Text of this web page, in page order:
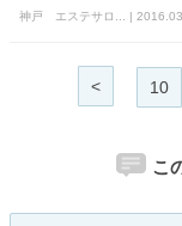
神戸 エステサロ... |
< 10
こ